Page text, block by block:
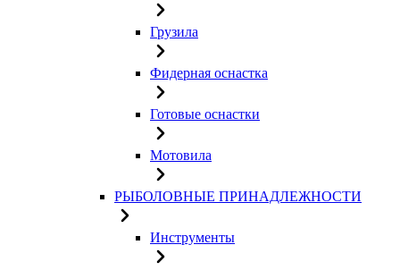
Грузила
Фидерная оснастка
Готовые оснастки
Мотовила
РЫБОЛОВНЫЕ ПРИНАДЛЕЖНОСТИ
Инструменты